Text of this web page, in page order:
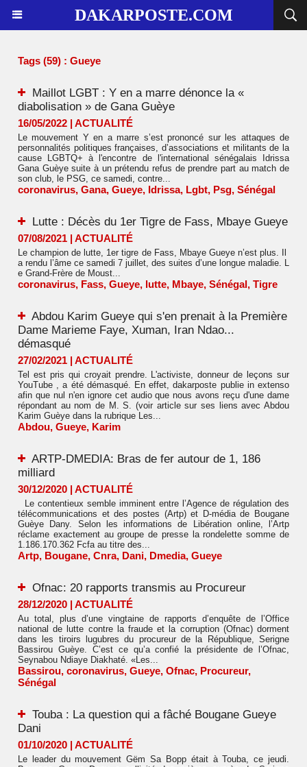
DAKARPOSTE.COM
Tags (59) : Gueye
Maillot LGBT : Y en a marre dénonce la «
diabolisation » de Gana Guèye
16/05/2022 | ACTUALITÉ
Le mouvement Y en a marre s’est prononcé sur les attaques de
personnalités politiques françaises, d’associations et militants de la
cause LGBTQ+ à l'encontre de l'international sénégalais Idrissa
Gana Guèye suite à un prétendu refus de prendre part au match de
son club, le PSG, ce samedi, contre...
coronavirus, Gana, Gueye, Idrissa, Lgbt, Psg, Sénégal
Lutte : Décès du 1er Tigre de Fass, Mbaye Gueye
07/08/2021 | ACTUALITÉ
Le champion de lutte, 1er tigre de Fass, Mbaye Gueye n’est plus. Il
a rendu l’âme ce samedi 7 juillet, des suites d’une longue maladie. L
e Grand-Frère de Moust...
coronavirus, Fass, Gueye, lutte, Mbaye, Sénégal, Tigre
Abdou Karim Gueye qui s'en prenait à la Première
Dame Marieme Faye, Xuman, Iran Ndao...
démasqué
27/02/2021 | ACTUALITÉ
Tel est pris qui croyait prendre. L'activiste, donneur de leçons sur
YouTube , a été démasqué. En effet, dakarposte publie in extenso
afin que nul n'en ignore cet audio que nous avons reçu d'une dame
répondant au nom de M. S. (voir article sur ses liens avec Abdou
Karim Guèye dans la rubrique Les...
Abdou, Gueye, Karim
ARTP-DMEDIA: Bras de fer autour de 1, 186
milliard
30/12/2020 | ACTUALITÉ
Le contentieux semble imminent entre l’Agence de régulation des
télécommunications et des postes (Artp) et D-média de Bougane
Guèye Dany. Selon les informations de Libération online, l’Artp
réclame exactement au groupe de presse la rondelette somme de
1.186.170.362 Fcfa au titre des...
Artp, Bougane, Cnra, Dani, Dmedia, Gueye
Ofnac: 20 rapports transmis au Procureur
28/12/2020 | ACTUALITÉ
Au total, plus d’une vingtaine de rapports d’enquête de l’Office
national de lutte contre la fraude et la corruption (Ofnac) dorment
dans les tiroirs lugubres du procureur de la République, Serigne
Bassirou Guèye. C’est ce qu’a confié la présidente de l’Ofnac,
Seynabou Ndiaye Diakhaté. «Les...
Bassirou, coronavirus, Gueye, Ofnac, Procureur,
Sénégal
Touba : La question qui a fâché Bougane Gueye
Dani
01/10/2020 | ACTUALITÉ
Le leader du mouvement Gëm Sa Bopp était à Touba, ce jeudi.